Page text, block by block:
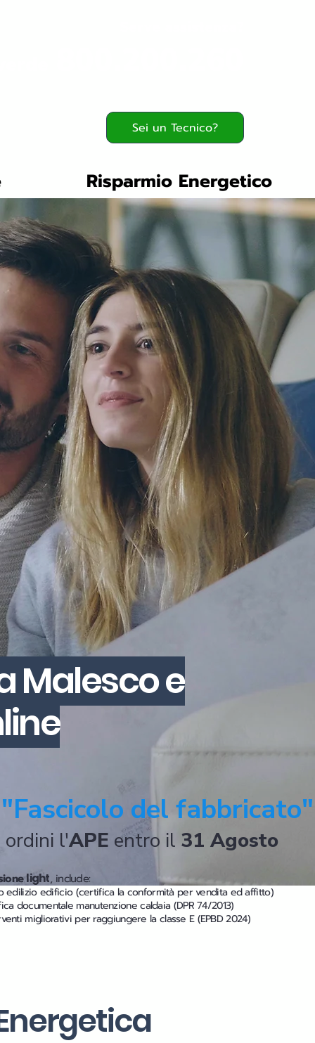
Sei un Tecnico?
Malesco e
"Fascicolo del fabbricato"
ordini l'APE entro il 31 Agosto
light, include:
edilizio edificio (certifica la conformità per vendita ed affitto)
documentale manutenzione caldaia (DPR 74/2013)
migliorativi per raggiungere la classe E (EPBD 2024)
Risparmio Energetico